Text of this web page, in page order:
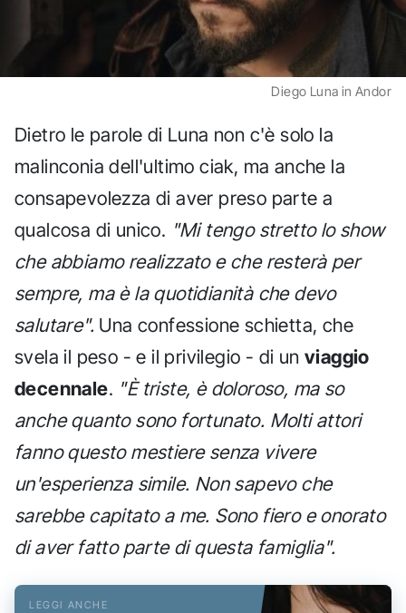
Diego Luna in Andor
Dietro le parole di Luna non c'è solo la
malinconia dell'ultimo ciak, ma anche la
consapevolezza di aver preso parte a
qualcosa di unico. "Mi tengo stretto lo show
che abbiamo realizzato e che resterà per
sempre, ma è la quotidianità che devo
salutare". Una confessione schietta, che
svela il peso - e il privilegio - di un viaggio
decennale. "È triste, è doloroso, ma so
anche quanto sono fortunato. Molti attori
fanno questo mestiere senza vivere
un'esperienza simile. Non sapevo che
sarebbe capitato a me. Sono fiero e onorato
di aver fatto parte di questa famiglia".